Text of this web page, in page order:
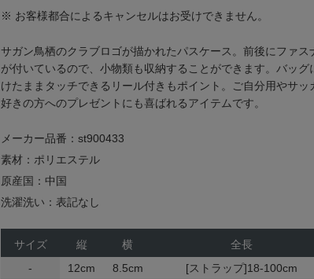
※ お客様都合によるキャンセルはお受けできません。
サガン鳥栖のクラブロゴが描かれたパスケース。前後にファス
が付いているので、小物類も収納することができます。バッグ
けたままタッチできるリール付きもポイント。ご自分用やサッ
好きの方へのプレゼントにも喜ばれるアイテムです。
メーカー品番：st900433
素材：ポリエステル
原産国：中国
洗濯洗い：表記なし
サイズ 縦 横
全長
-
12cm 8.5cm [ストラップ]18-100cm